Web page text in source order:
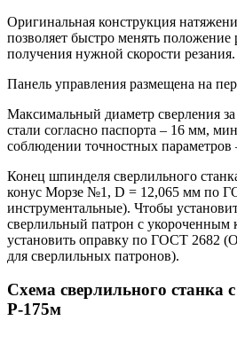
Оригинальная конструкция
позволяет быстро менять
получения нужной скорости резания.
Панель управления размещена на
Максимальный диаметр сверления
стали согласно паспорта – 16 мм,
соблюдении точностных параметров
Конец шпинделя сверлильного
конус Морзе №1, D = 12,065 мм по
инструментальные). Чтобы
сверлильный патрон с укороченным
установить оправку по ГОСТ 2682
для сверлильных патронов).
Схема сверлильного станка
Р-175м